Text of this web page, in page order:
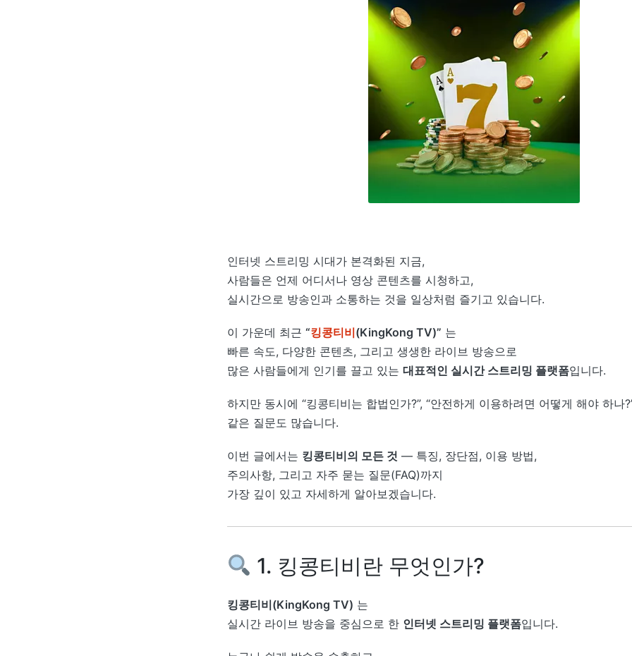
인터넷 스트리밍 시대가 본격화된 지금,
사람들은 언제 어디서나 영상 콘텐츠를 시청하고,
실시간으로 방송인과 소통하는 것을 일상처럼 즐기고 있습니다.
이 가운데 최근 “킹콩티비(KingKong TV)” 는
빠른 속도, 다양한 콘텐츠, 그리고 생생한 라이브 방송으로
많은 사람들에게 인기를 끌고 있는 대표적인 실시간 스트리밍 플랫폼입니다.
하지만 동시에 “킹콩티비는 합법인가?”, “안전하게 이용하려면 어떻게 해야 하나
같은 질문도 많습니다.
이번 글에서는 킹콩티비의 모든 것 — 특징, 장단점, 이용 방법,
주의사항, 그리고 자주 묻는 질문(FAQ)까지
가장 깊이 있고 자세하게 알아보겠습니다.
1. 킹콩티비란 무엇인가?
킹콩티비(KingKong TV) 는
실시간 라이브 방송을 중심으로 한 인터넷 스트리밍 플랫폼입니다.